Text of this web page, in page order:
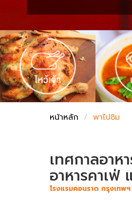
ชั่งตวงเนย
หน้าหลัก พาไปชิม
เทศกาลอา
อาหารคาเฟ่
โรงแรมคอนราด กรุงเทพฯ